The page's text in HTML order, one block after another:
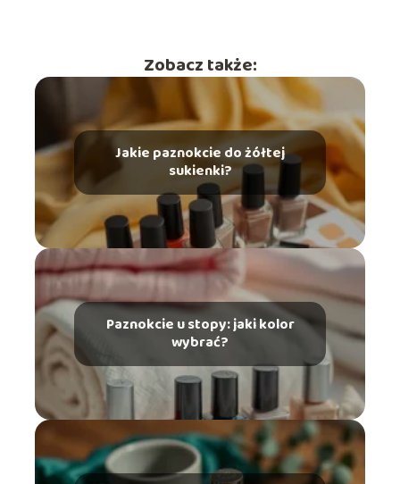
Zobacz także:
Jakie paznokcie do żółtej
sukienki?
Paznokcie u stopy: jaki kolor
wybrać?